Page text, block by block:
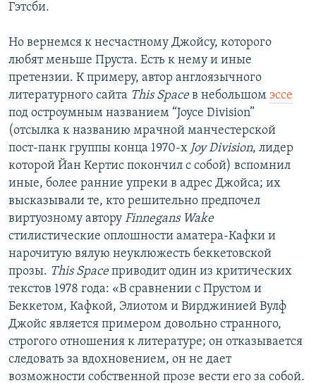
Гэтсби.
Но вернемся к несчастному Джойсу, которого
любят меньше Пруста. Есть к нему и иные
претензии. К примеру, автор англоязычного
литературного сайта This Spaceв небольшом эссе
под остроумным названием “Joyce Division”
(отсылка к названию мрачной манчестерской
пост-панк группы конца 1970-х Joy Division, лидер
которой Йан Кертис покончил с собой) вспомнил
иные, более ранние упреки в адрес Джойса; их
высказывали те, кто решительно предпочел
виртуозному автору Finnegans Wake
стилистические оплошности аматера-Кафки и
нарочитую вялую неуклюжесть беккетовской
прозы. This Spaceприводит один из критических
текстов 1978 года: «В сравнении с Прустом и
Беккетом, Кафкой, Элиотом и Вирджинией Вулф
Джойс является примером довольно странного,
строгого отношения к литературе; он отказывается
следовать за вдохновением, он не дает
возможности собственной прозе вести его за собой.